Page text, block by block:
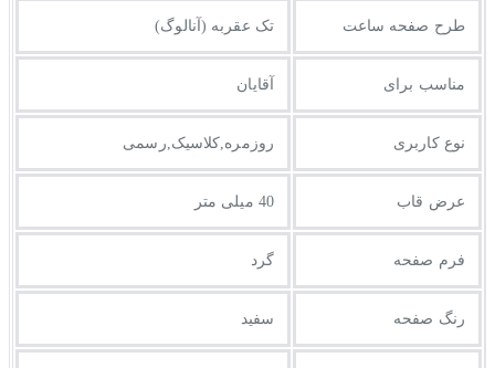
طرح صفحه ساعت تک عقربه (آنالوگ)
مناسب برای آقایان
نوع کاربری روزمره,کلاسیک,رسمی
عرض قاب 40 میلی متر
فرم صفحه گرد
رنگ صفحه سفید